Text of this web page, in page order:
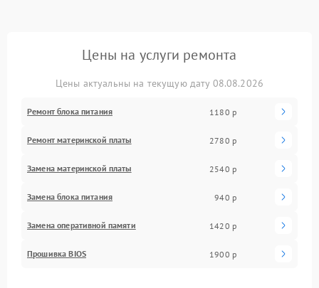
Цены на услуги ремонта
Цены актуальны на текущую дату 08.08.2026
Ремонт блока питания 1180 р
Ремонт материнской платы 2780 р
Замена материнской платы 2540 р
Замена блока питания 940 р
Замена оперативной памяти 1420 р
Прошивка BIOS 1900 р